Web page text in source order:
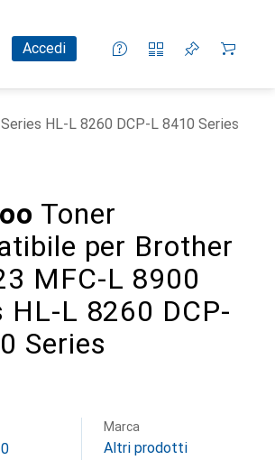
Accedi
confronto
desideri
HL-L 8260 DCP-L 8410 Series
Toner
per Brother
MFC-L 8900
HL-L 8260 DCP-
Series
Marca
Altri prodotti